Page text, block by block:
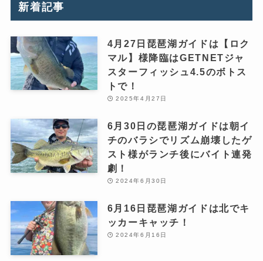
新着記事
4月27日琵琶湖ガイドは【ロク
マル】様降臨はGETNETジャ
スターフィッシュ4.5のボトス
トで！
2025年4月27日
6月30日の琵琶湖ガイドは朝イ
チのバラシでリズム崩壊したゲ
スト様がランチ後にバイト連発
劇！
2024年6月30日
6月16日琵琶湖ガイドは北でキ
ッカーキャッチ！
2024年6月16日